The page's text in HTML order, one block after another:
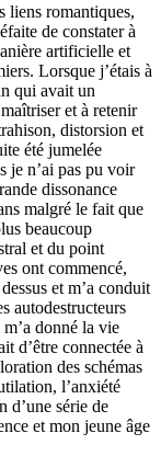
liens romantiques,
de constater à
artificielle et
Lorsque j’étais à
qui avait un
et à retenir
distorsion et
été jumelée
je n’ai pas pu voir
dissonance
malgré le fait que
beaucoup
et du point
ont commencé,
et m’a conduit
autodestructeurs
donné la vie
d’être connectée à
des schémas
l’anxiété
d’une série de
et mon jeune âge